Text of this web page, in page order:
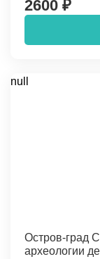
2600 ₽
null
Остров-град
археологии